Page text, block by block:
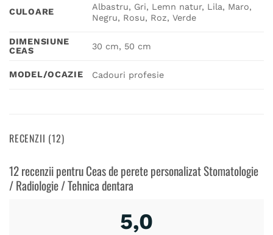
CULOARE
Albastru, Gri, Lemn natur, Lila, Maro,
Negru, Rosu, Roz, Verde
DIMENSIUNE
CEAS
30 cm, 50 cm
MODEL/OCAZIE Cadouri profesie
RECENZII (12)
12 recenzii pentruCeas de perete personalizat Stomatologie
/ Radiologie / Tehnica dentara
5,0